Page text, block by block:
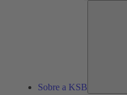
Sobre a KSB